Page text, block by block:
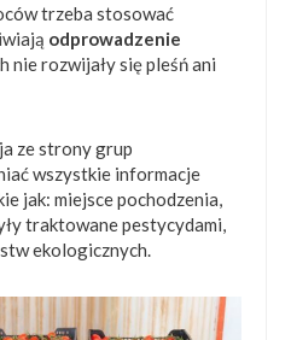
trzeba stosować
odprowadzenie
nie rozwijały się pleśń ani
ze strony grup
wszystkie informacje
jak: miejsce pochodzenia,
traktowane pestycydami,
ekologicznych.